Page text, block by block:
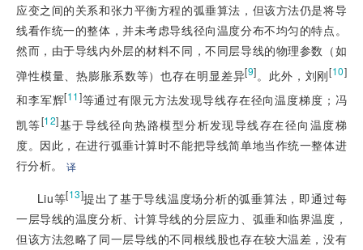
应变之间的关系和张力平衡方程的弧垂算法，但该方法仍是将导
线看作统一的整体，并未考虑导线径向温度分布不均匀的特点。
然而，由于导线内外层的材料不同，不同层导线的物理参数（如
弹性模量、热膨胀系数等）也存在明显差异[9]。此外，刘刚[10]
和李军辉[11]等通过有限元方法发现导线存在径向温度梯度；冯
凯等[12]基于导线径向热路模型分析发现导线存在径向温度梯
度。因此，在进行弧垂计算时不能把导线简单地当作统一整体进
行分析。译
Liu等[13]提出了基于导线温度场分析的弧垂算法，即通过每
一层导线的温度分析、计算导线的分层应力、弧垂和临界温度，
但该方法忽略了同一层导线的不同根线股也存在较大温差，没有